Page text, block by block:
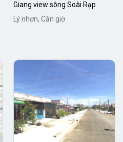
Giang view sông Soài Rạp
Lý nhơn, Cần giờ